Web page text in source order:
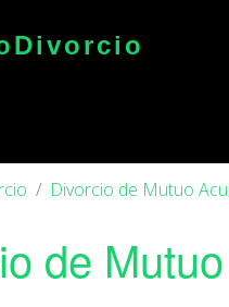
Divorcio
Divorcio de Mutuo
de